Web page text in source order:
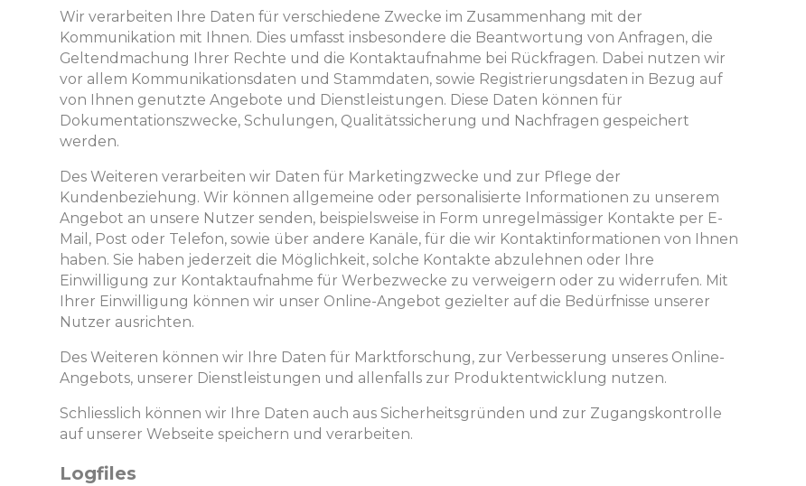
Wir verarbeiten Ihre Daten für verschiedene Zwecke im Zusammenhang mit der
Kommunikation mit Ihnen. Dies umfasst insbesondere die Beantwortung von Anfragen, die
Geltendmachung Ihrer Rechte und die Kontaktaufnahme bei Rückfragen. Dabei nutzen wir
vor allem Kommunikationsdaten und Stammdaten, sowie Registrierungsdaten in Bezug auf
von Ihnen genutzte Angebote und Dienstleistungen. Diese Daten können für
Dokumentationszwecke, Schulungen, Qualitätssicherung und Nachfragen gespeichert
werden.
Des Weiteren verarbeiten wir Daten für Marketingzwecke und zur Pflege der
Kundenbeziehung. Wir können allgemeine oder personalisierte Informationen zu unserem
Angebot an unsere Nutzer senden, beispielsweise in Form unregelmässiger Kontakte per E-
Mail, Post oder Telefon, sowie über andere Kanäle, für die wir Kontaktinformationen von Ihnen
haben. Sie haben jederzeit die Möglichkeit, solche Kontakte abzulehnen oder Ihre
Einwilligung zur Kontaktaufnahme für Werbezwecke zu verweigern oder zu widerrufen. Mit
Ihrer Einwilligung können wir unser Online-Angebot gezielter auf die Bedürfnisse unserer
Nutzer ausrichten.
Des Weiteren können wir Ihre Daten für Marktforschung, zur Verbesserung unseres Online-
Angebots, unserer Dienstleistungen und allenfalls zur Produktentwicklung nutzen.
Schliesslich können wir Ihre Daten auch aus Sicherheitsgründen und zur Zugangskontrolle
auf unserer Webseite speichern und verarbeiten.
Logfiles